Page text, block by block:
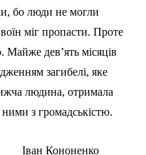
бо люди не могли
міг пропасти. Проте
Майже дев’ять місяців
загибелі, яке
людина, отримала
ними з громадськістю.